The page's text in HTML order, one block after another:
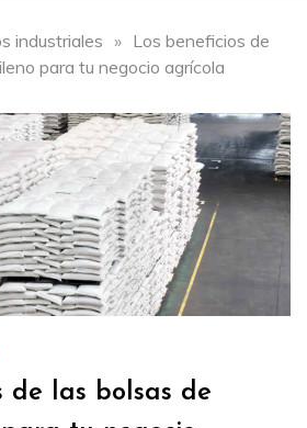
industriales » Los beneficios de
para tu negocio agrícola
de las bolsas de